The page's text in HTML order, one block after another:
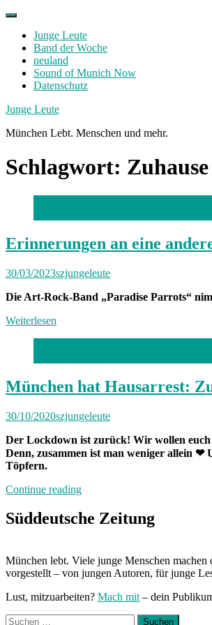
Skip
contentJunge Leute
Band der Woche
neuland
Sound of Munich Now
Datenschutz
Facebook
Twitter
Instagram
Junge Leute
München Lebt. Menschen und mehr.
Schlagwort: Zuhause
Erinnerungen an eine
30/03/2023szjungeleute
Die Art-Rock-Band „Paradise Parrots“
Weiterlesen
München hat Hausarrest:
30/10/2020szjungeleute
Der Lockdown ist zurück! Wir wollen euch
Denn, zusammen ist man weniger allein ❤
Töpfern.
Continue reading„München
Hausarrest:
Zuhause
Süddeutsche Zeitung
München lebt. Viele junge Menschen
vorgestellt – von jungen Autoren, für junge
Lust, mitzuarbeiten? Mach mit – dein
Suchen